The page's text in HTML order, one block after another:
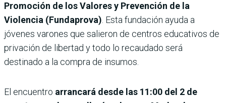
Promoción de los Valores y Prevención de la
Violencia (Fundaprova). Esta fundación ayuda a
jóvenes varones que salieron de centros educativos de
privación de libertad y todo lo recaudado será
destinado a la compra de insumos.
El encuentro arrancará desde las 11:00 del 2 de